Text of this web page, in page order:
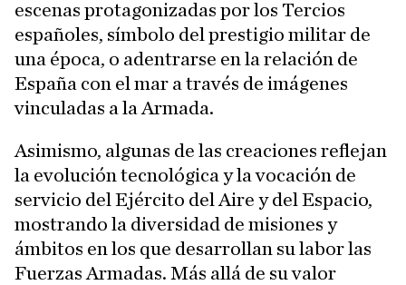
escenas protagonizadas por los Tercios
españoles, símbolo del prestigio militar de
una época, o adentrarse en la relación de
España con el mar a través de imágenes
vinculadas a la Armada.
Asimismo, algunas de las creaciones reflejan
la evolución tecnológica y la vocación de
servicio del Ejército del Aire y del Espacio,
mostrando la diversidad de misiones y
ámbitos en los que desarrollan su labor las
Fuerzas Armadas. Más allá de su valor